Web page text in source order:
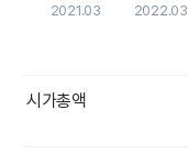
2021.03 2022.03
시가총액